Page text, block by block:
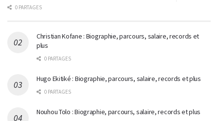
0 PARTAGES
Christian Kofane : Biographie, parcours, salaire, records et
plus
0 PARTAGES
Hugo Ekitiké : Biographie, parcours, salaire, records et plus
0 PARTAGES
Nouhou Tolo : Biographie, parcours, salaire, records et plus